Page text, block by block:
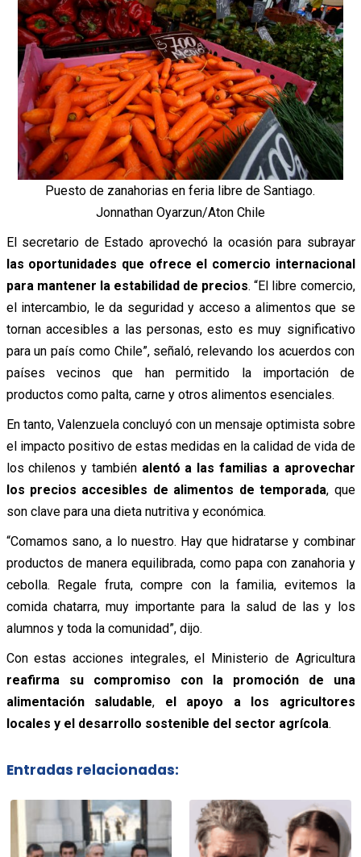
Puesto de zanahorias en feria libre de Santiago.
Jonnathan Oyarzun/Aton Chile
El secretario de Estado aprovechó la ocasión para subrayar
las oportunidades que ofrece el comercio internacional
para mantener la estabilidad de precios. “El libre comercio,
el intercambio, le da seguridad y acceso a alimentos que se
tornan accesibles a las personas, esto es muy significativo
para un país como Chile”, señaló, relevando los acuerdos con
países vecinos que han permitido la importación de
productos como palta, carne y otros alimentos esenciales.
En tanto, Valenzuela concluyó con un mensaje optimista sobre
el impacto positivo de estas medidas en la calidad de vida de
los chilenos y también alentó a las familias a aprovechar
los precios accesibles de alimentos de temporada, que
son clave para una dieta nutritiva y económica.
“Comamos sano, a lo nuestro. Hay que hidratarse y combinar
productos de manera equilibrada, como papa con zanahoria y
cebolla. Regale fruta, compre con la familia, evitemos la
comida chatarra, muy importante para la salud de las y los
alumnos y toda la comunidad”, dijo.
Con estas acciones integrales, el Ministerio de Agricultura
reafirma su compromiso con la promoción de una
alimentación saludable, el apoyo a los agricultores
locales y el desarrollo sostenible del sector agrícola.
Entradas relacionadas: